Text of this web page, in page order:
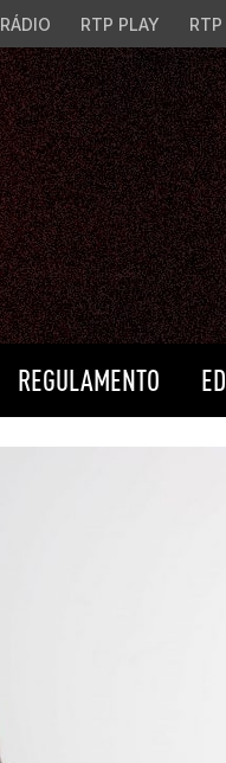
RÁDIO RTP PLAY RTP
REGULAMENTO